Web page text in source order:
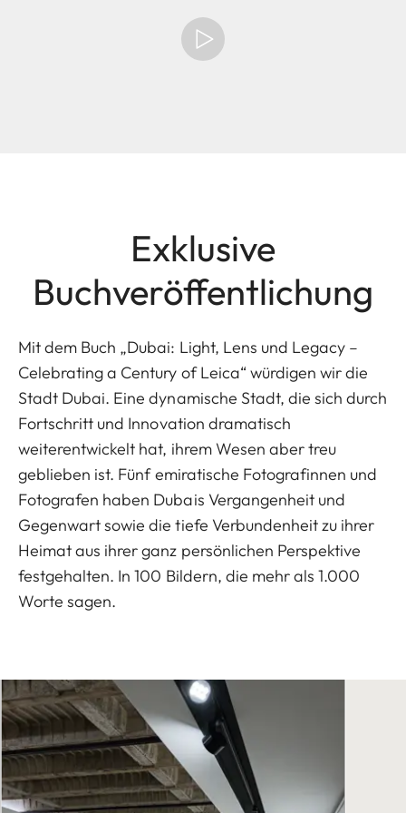
Exklusive
Buchveröffentlichung
Mit dem Buch „Dubai: Light, Lens und Legacy –
Celebrating a Century of Leica“ würdigen wir die
Stadt Dubai. Eine dynamische Stadt, die sich durch
Fortschritt und Innovation dramatisch
weiterentwickelt hat, ihrem Wesen aber treu
geblieben ist. Fünf emiratische Fotografinnen und
Fotografen haben Dubais Vergangenheit und
Gegenwart sowie die tiefe Verbundenheit zu ihrer
Heimat aus ihrer ganz persönlichen Perspektive
festgehalten. In 100 Bildern, die mehr als 1.000
Worte sagen.